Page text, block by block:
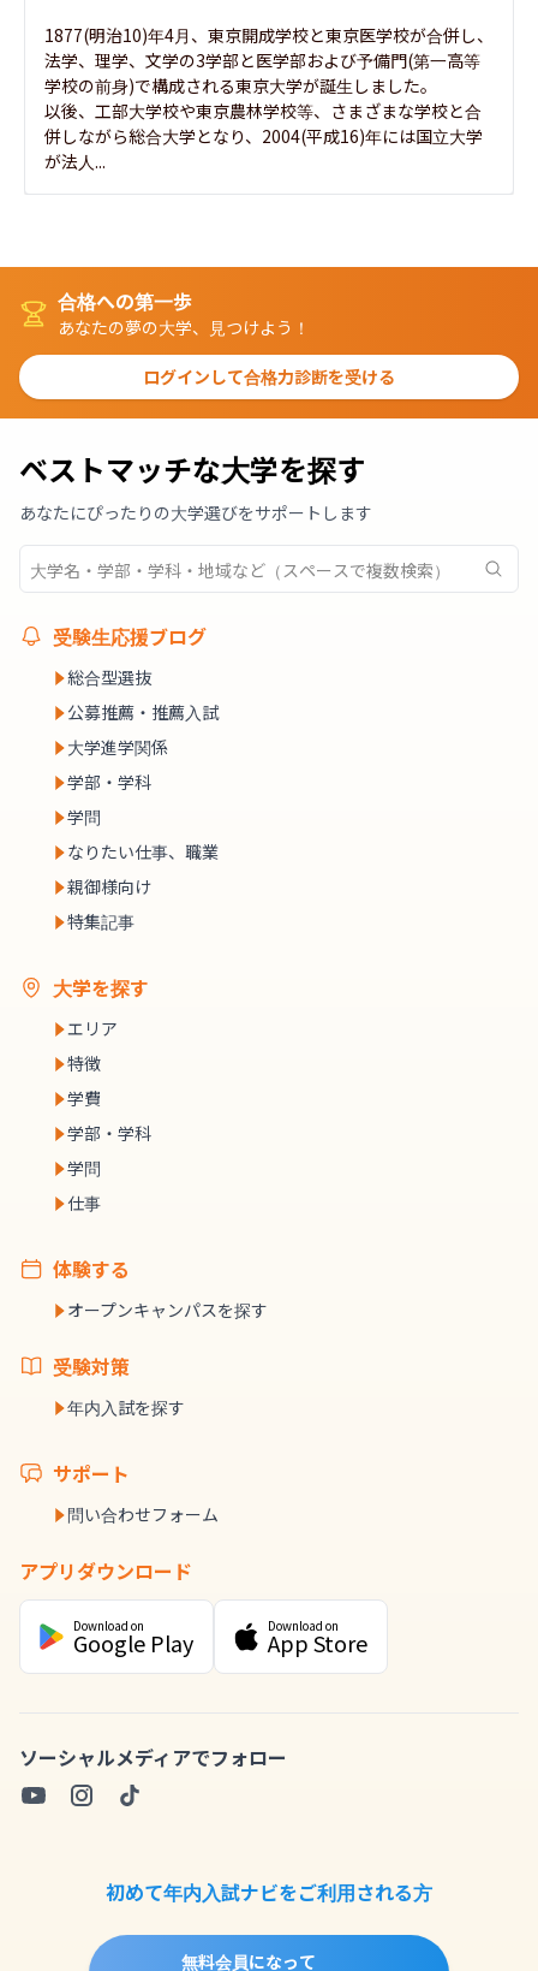
1877(明治10)年4月、東京開成学校と東京医学校が合併し、
法学、理学、文学の3学部と医学部および予備門(第一高等
学校の前身)で構成される東京大学が誕生しました。
以後、工部大学校や東京農林学校等、さまざまな学校と合
併しながら総合大学となり、2004(平成16)年には国立大学
が法人...
合格への第一歩
あなたの夢の大学、見つけよう！
ログインして合格力診断を受ける
ベストマッチな大学を探す
あなたにぴったりの大学選びをサポートします
受験生応援ブログ
総合型選抜
公募推薦・推薦入試
大学進学関係
学部・学科
学問
なりたい仕事、職業
親御様向け
特集記事
大学を探す
エリア
特徴
学費
学部・学科
学問
仕事
体験する
オープンキャンパスを探す
受験対策
年内入試を探す
サポート
問い合わせフォーム
アプリダウンロード
Download on
Google Play
Download on
App Store
ソーシャルメディアでフォロー
初めて年内入試ナビをご利用される方
無料会員になって